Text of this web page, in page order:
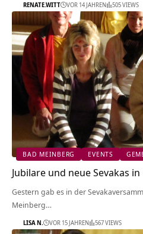
RENATE.WITT VOR 14 JAHREN 505 VIEWS
BAD MEINBERG EVENTS
Jubilare und neue Sevakas
Gestern gab es in der
Meinberg…
LISA N. VOR 15 JAHREN 567 VIEWS